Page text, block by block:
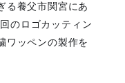
る養父市関宮にあ
のロゴカッティン
ワッペンの製作を